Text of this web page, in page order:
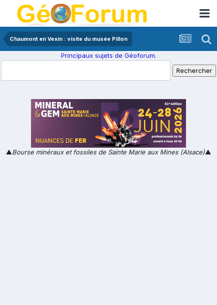
Chaumont en Vexin : visite du musée Pillon
Principaux sujets de Géoforum.
▲Bourse minéraux et fossiles de Sainte Marie aux Mines (Alsace)▲